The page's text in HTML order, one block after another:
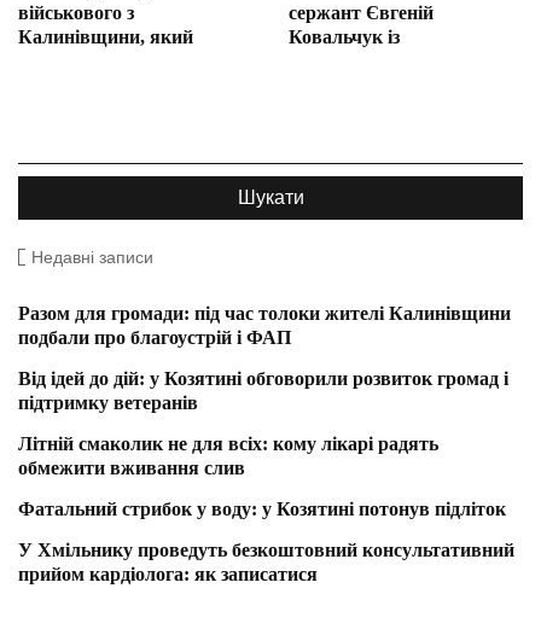
військового з
Калинівщини, який
сержант Євгеній
Ковальчук із
Недавні записи
Разом для громади: під час толоки жителі Калинівщини
подбали про благоустрій і ФАП
Від ідей до дій: у Козятині обговорили розвиток громад і
підтримку ветеранів
Літній смаколик не для всіх: кому лікарі радять
обмежити вживання слив
Фатальний стрибок у воду: у Козятині потонув підліток
У Хмільнику проведуть безкоштовний консультативний
прийом кардіолога: як записатися